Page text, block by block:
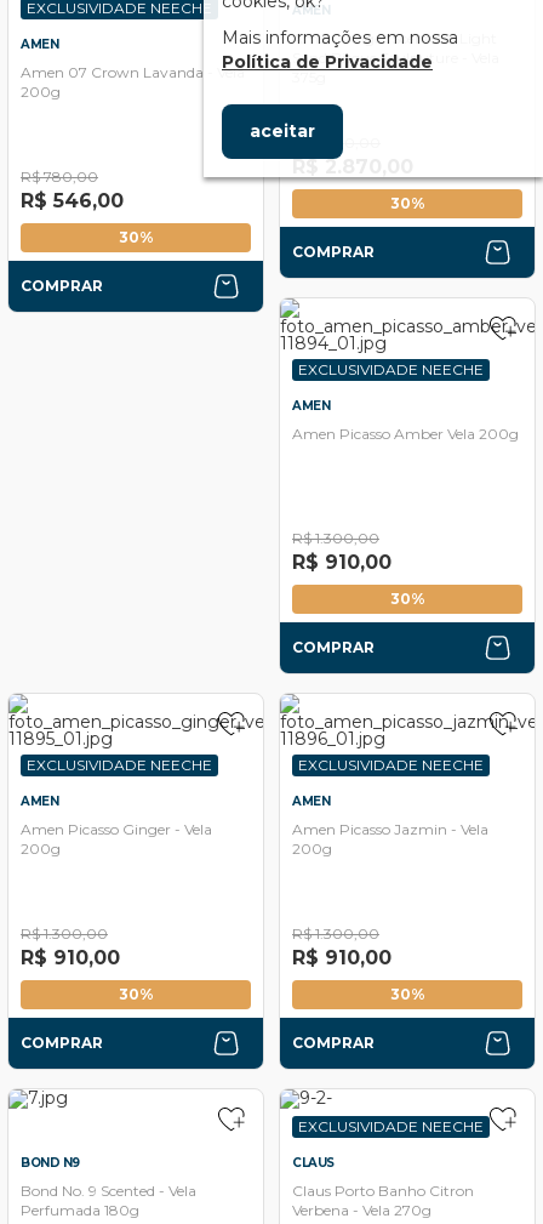
EXCLUSIVIDADE NEECHE
AMEN
Amen 07 Crown Lavanda - Vela
200g
R$ 780,00
R$ 546,00
30%
COMPRAR
AMEN
Amen Ginger Scentend Light
Sand Bisque Sculputure - Vela
375g
R$ 4.100,00
R$ 2.870,00
30%
COMPRAR
EXCLUSIVIDADE NEECHE
AMEN
Amen Picasso Amber Vela 200g
R$ 1.300,00
R$ 910,00
30%
COMPRAR
EXCLUSIVIDADE NEECHE
AMEN
Amen Picasso Ginger - Vela
200g
R$ 1.300,00
R$ 910,00
30%
COMPRAR
EXCLUSIVIDADE NEECHE
AMEN
Amen Picasso Jazmin - Vela
200g
R$ 1.300,00
R$ 910,00
30%
COMPRAR
BOND N9
Bond No. 9 Scented - Vela
Perfumada 180g
EXCLUSIVIDADE NEECHE
CLAUS
Claus Porto Banho Citron
Verbena - Vela 270g
Mais informações em nossa
Política de Privacidade
aceitar